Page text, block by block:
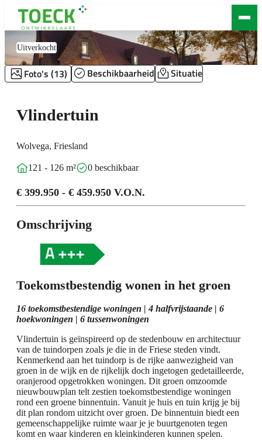
Vlindertuin
Uitverkocht
Foto's (13) Beschikbaarheid Situatie
Vlindertuin
Wolvega, Friesland
121 - 126 m² 0 beschikbaar
€ 399.950 - € 459.950 V.O.N.
Omschrijving
Toekomstbestendig wonen in het groen
16 toekomstbestendige woningen | 4 halfvrijstaande | 6
hoekwoningen | 6 tussenwoningen
Vlindertuin is geïnspireerd op de stedenbouw en architectuur
van de tuindorpen zoals je die in de Friese steden vindt.
Kenmerkend aan het tuindorp is de rijke aanwezigheid van
groen in de wijk en de rijkelijk doch ingetogen gedetailleerde,
oranjerood opgetrokken woningen. Dit groen omzoomde
nieuwbouwplan telt zestien toekomstbestendige woningen
rond een groene binnentuin. Vanuit je huis en tuin krijg je bij
dit plan rondom uitzicht over groen. De binnentuin biedt een
gemeenschappelijke ruimte waar je je buurtgenoten tegen
komt en waar kinderen en kleinkinderen kunnen spelen.